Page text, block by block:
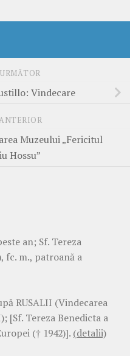
Vindecare
Muzeului „Fericitul
Hossu”
an; Sf. Tereza
fc. m., patroană a
RUSALII (Vindecarea
[Sf. Tereza Benedicta a
(† 1942)]. (detalii)